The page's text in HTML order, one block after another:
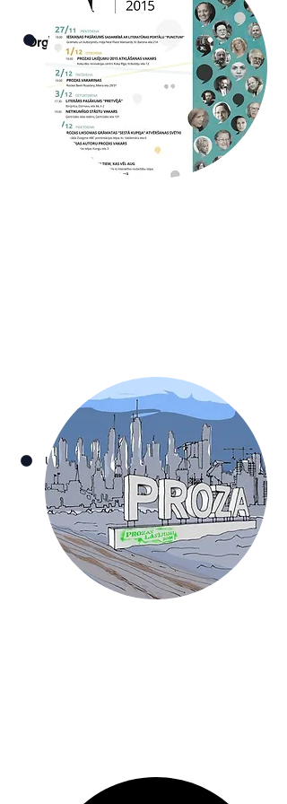
Organizē: Latvijas Rakstnieku savienība
Kurators: Juta Pīrāga
Uzzināt vairāk
Organizē: Latvijas Literatūras centrs
Kurators:
Baiba Koemeca un Luīze Pastore
Uzzināt vairāk